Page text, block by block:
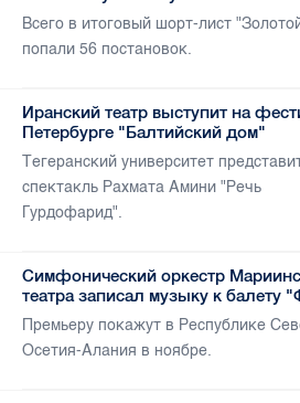
Всего в итоговый шорт-лист
попали 56 постановок.
Иранский театр выступит на
Петербурге "Балтийский дом"
Тегеранский университет
спектакль Рахмата Амини "Речь
Гурдофарид".
Симфонический оркестр
театра записал музыку к балету
Премьеру покажут в Республике
Осетия-Алания в ноябре.